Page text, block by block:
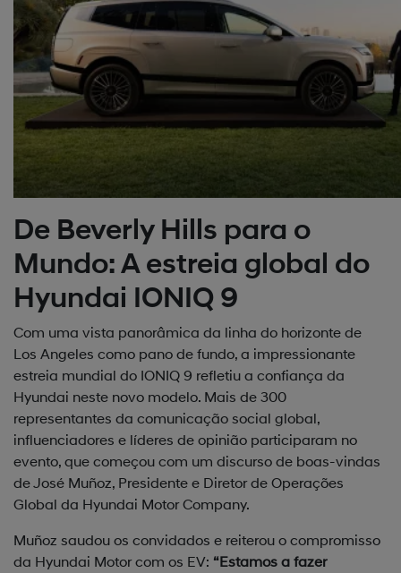
De Beverly Hills para o
Mundo: A estreia global do
Hyundai IONIQ 9
Com uma vista panorâmica da linha do horizonte de
Los Angeles como pano de fundo, a impressionante
estreia mundial do IONIQ 9 refletiu a confiança da
Hyundai neste novo modelo. Mais de 300
representantes da comunicação social global,
influenciadores e líderes de opinião participaram no
evento, que começou com um discurso de boas-vindas
de José Muñoz, Presidente e Diretor de Operações
Global da Hyundai Motor Company.
Muñoz saudou os convidados e reiterou o compromisso
da Hyundai Motor com os EV: “Estamos a fazer